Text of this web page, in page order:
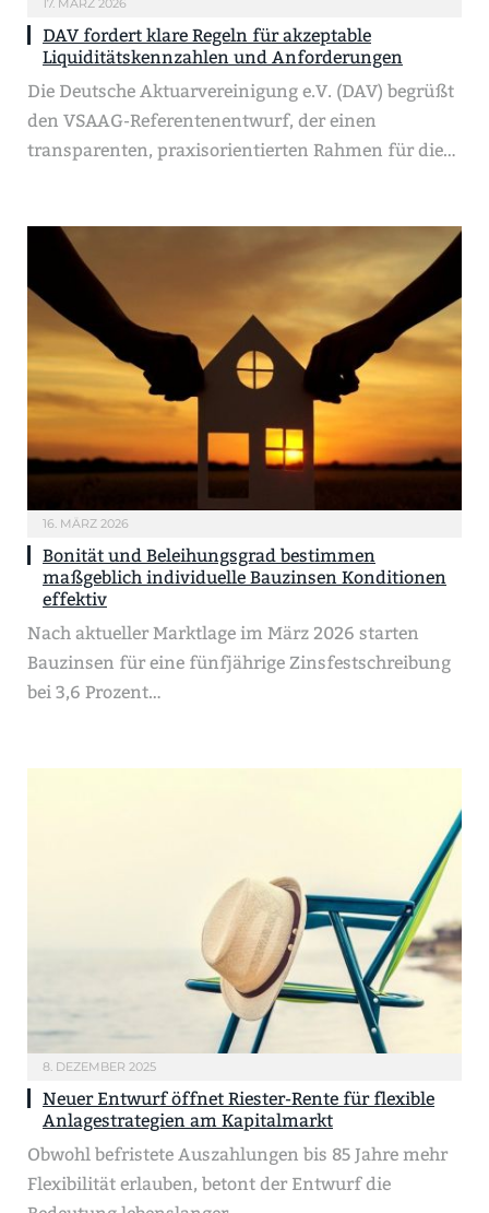
17. MÄRZ 2026
DAV fordert klare Regeln für akzeptable
Liquiditätskennzahlen und Anforderungen
Die Deutsche Aktuarvereinigung e.V. (DAV) begrüßt
den VSAAG-Referentenentwurf, der einen
transparenten, praxisorientierten Rahmen für die…
16. MÄRZ 2026
Bonität und Beleihungsgrad bestimmen
maßgeblich individuelle Bauzinsen Konditionen
effektiv
Nach aktueller Marktlage im März 2026 starten
Bauzinsen für eine fünfjährige Zinsfestschreibung
bei 3,6 Prozent…
8. DEZEMBER 2025
Neuer Entwurf öffnet Riester-Rente für flexible
Anlagestrategien am Kapitalmarkt
Obwohl befristete Auszahlungen bis 85 Jahre mehr
Flexibilität erlauben, betont der Entwurf die